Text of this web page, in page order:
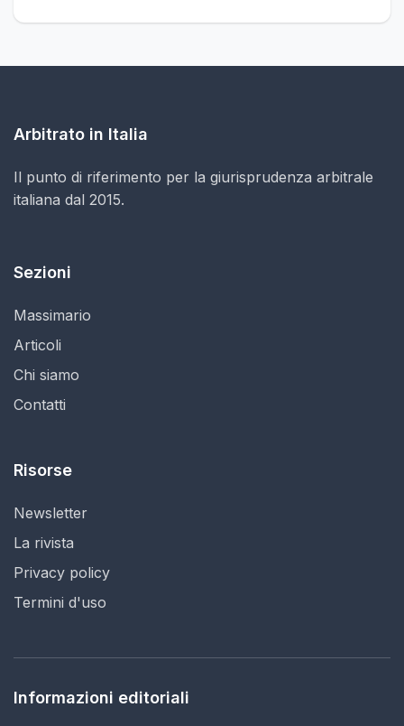
Arbitrato in Italia
Il punto di riferimento per la giurisprudenza arbitrale
italiana dal 2015.
Sezioni
Massimario
Articoli
Chi siamo
Contatti
Risorse
Newsletter
La rivista
Privacy policy
Termini d'uso
Informazioni editoriali